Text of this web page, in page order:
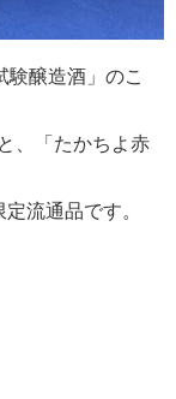
験醸造酒」のこ
、「たかちよ赤
流通品です。